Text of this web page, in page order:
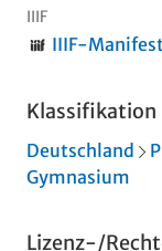
IIIF
IIIF-
Klassifikation
Deutschland
Gymnasium
Lizenz-/